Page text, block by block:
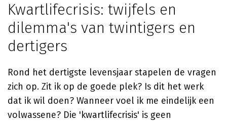
Kwartlifecrisis: twijfels en
dilemma's van twintigers en
dertigers
Rond het dertigste levensjaar stapelen de vragen
zich op. Zit ik op de goede plek? Is dit het werk
dat ik wil doen? Wanneer voel ik me eindelijk een
volwassene? Die 'kwartlifecrisis' is geen